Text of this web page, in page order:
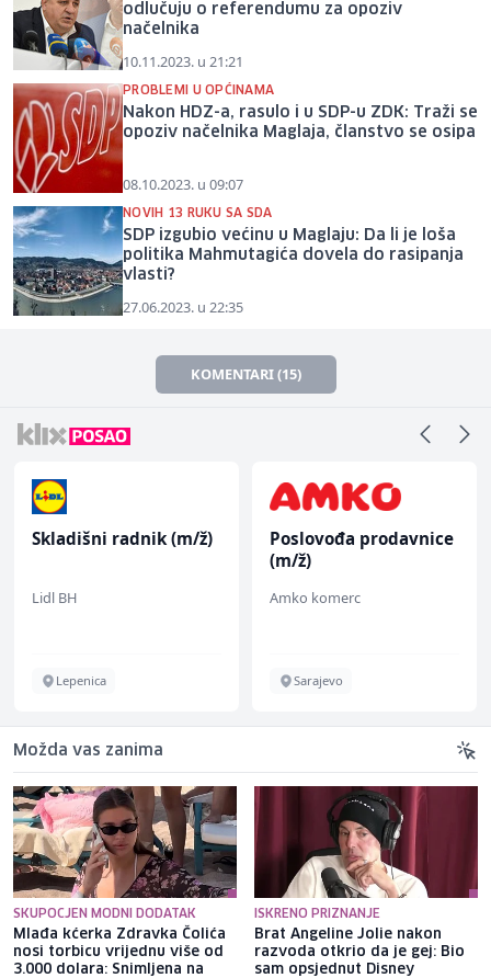
odlučuju o referendumu za opoziv
načelnika
10.11.2023. u 21:21
PROBLEMI U OPĆINAMA
Nakon HDZ-a, rasulo i u SDP-u ZDK: Traži se
opoziv načelnika Maglaja, članstvo se osipa
08.10.2023. u 09:07
NOVIH 13 RUKU SA SDA
SDP izgubio većinu u Maglaju: Da li je loša
politika Mahmutagića dovela do rasipanja
vlasti?
27.06.2023. u 22:35
KOMENTARI (15)
Skladišni radnik (m/ž)
Lidl BH
Lepenica
Poslovođa prodavnice
(m/ž)
Amko komerc
Sarajevo
Možda vas zanima
SKUPOCJEN MODNI DODATAK
Mlađa kćerka Zdravka Čolića
nosi torbicu vrijednu više od
3.000 dolara: Snimljena na
ISKRENO PRIZNANJE
Brat Angeline Jolie nakon
razvoda otkrio da je gej: Bio
sam opsjednut Disney